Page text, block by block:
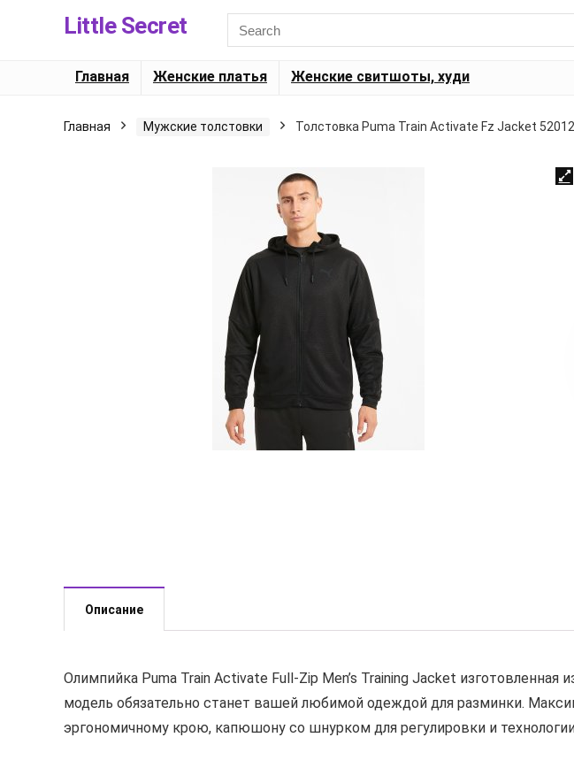
Little Secret
Главная Женские платья Женские свитшоты, худи
Главная Мужские толстовки Толстовка Puma Train Activate Fz Jacket
Описание
Олимпийка Puma Train Activate Full-Zip Men’s Training Jacket
модель обязательно станет вашей любимой одеждой для разминки.
эргономичному крою, капюшону со шнурком для регулировки и технологии